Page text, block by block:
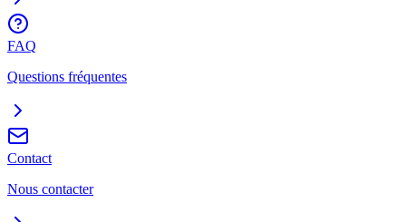
FAQ
Questions fréquentes
Contact
Nous contacter